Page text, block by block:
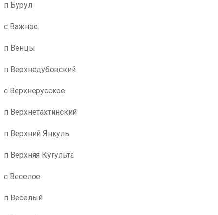
п Бурул
с Важное
п Венцы
п Верхнедубовский
с Верхнерусское
п Верхнетахтинский
п Верхний Янкуль
п Верхняя Кугульта
с Веселое
п Веселый